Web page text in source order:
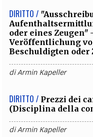
DIRITTO /
oder eines Zeugen" -
Veröffentlichung
Beschuldigten oder
diArmin Kapeller
DIRITTO / Prezzi dei
(Disciplina della
diArmin Kapeller